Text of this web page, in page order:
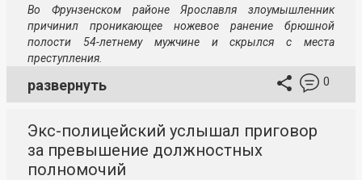
Во Фрунзенском районе Ярославля злоумышленник
причинил проникающее ножевое ранение брюшной
полости 54-летнему мужчине и скрылся с места
преступления.
развернуть 0
Экс-полицейский услышал приговор
за превышение должностных
полномочий